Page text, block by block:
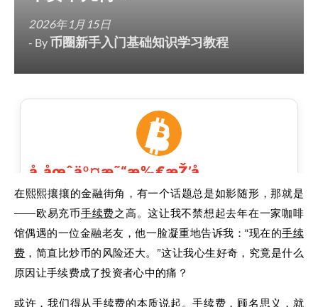
2026年1月15日
- By币圈新手入门基础知识学习教程
在熙熙攘攘的金融街角，有一个话题总是如影随形，那就是
——欧易充币手续费之高。这让我不禁想起去年在一家咖啡
馆偶遇的一位金融老友，他一脸凝重地告诉我：“现在的手续
费 ，简直比炒币的风险还大。”这让我心生好奇，究竟是什么
原因让手续费成了投资者心中的痛？
或许，我们得从手续费的本质说起。手续费，顾名思义，就